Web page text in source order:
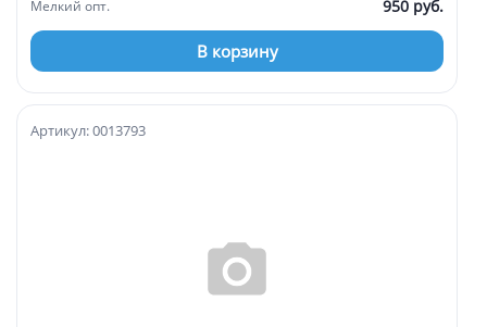
Мелкий опт. 950 руб.
В корзину
Артикул: 0013793